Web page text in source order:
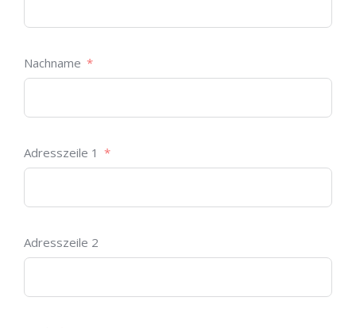
Nachname
Adresszeile 1
Adresszeile 2